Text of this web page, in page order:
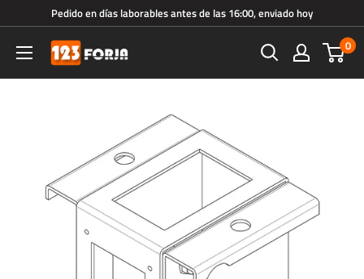
directamente
contenido
Pedido en días laborables antes de las 16:00, enviado hoy
123forja.es 0